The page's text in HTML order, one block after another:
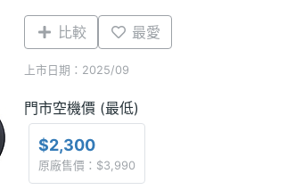
比較 最愛
上市日期：2025/09
門市空機價 (最低)
$2,300
原廠售價：$3,990